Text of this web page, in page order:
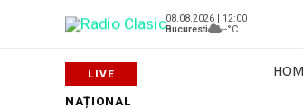
08.08.2026 | 12:00
Bucuresti
--°C
NAȚIONAL